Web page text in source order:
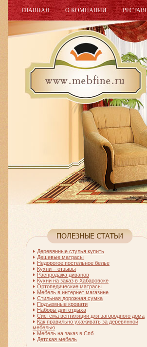
ГЛАВНАЯ О КОМПАНИИ
Деревянные стулья купить
Дешевые матрасы
Недорогое постельное белье
Кухни – отзывы
Распродажа диванов
Кухни на заказ в Хабаровске
Ортопедические матрасы
Мебель в интернет магазине
Стильная дорожная сумка
Подъемные кровати
Наборы для отдыха
Система вентиляции для загородного дома
Как правильно ухаживать за деревянной
мебелью
Мебель на заказ в Спб
Детская мебель